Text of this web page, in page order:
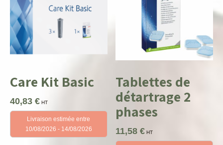
Care Kit Basic
40,83 € HT
Livraison estimée entre
10/08/2026 - 14/08/2026
Tablettes de
détartrage 2
phases
11,58€ HT